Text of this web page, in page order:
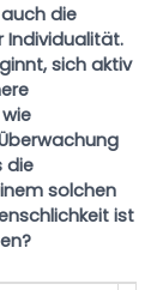
die
Individualität.
sich aktiv
die
solchen
ist